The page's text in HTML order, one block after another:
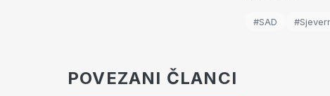
#SAD
POVEZANI ČLANCI